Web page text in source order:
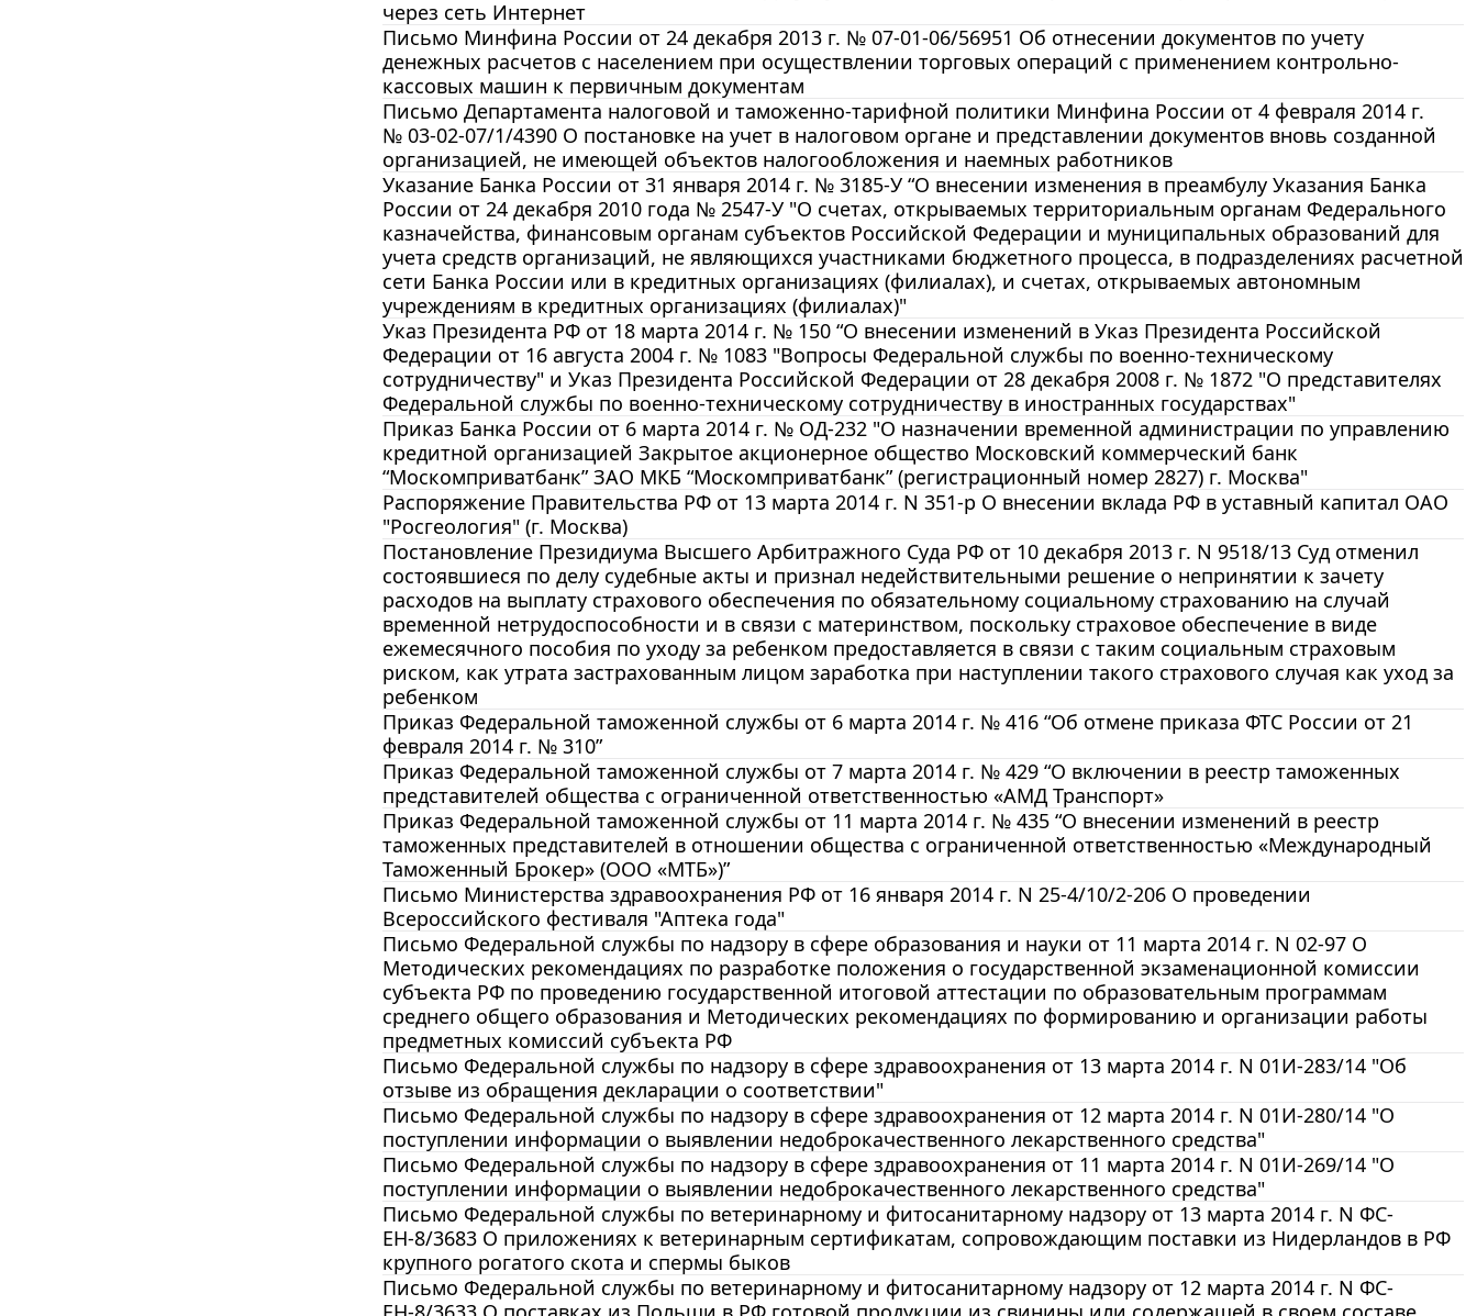
через сеть Интернет
Письмо Минфина России от 24 декабря 2013 г. № 07-01-06/56951 Об отнесении документов по учету
денежных расчетов с населением при осуществлении торговых операций с применением контрольно-
кассовых машин к первичным документам
Письмо Департамента налоговой и таможенно-тарифной политики Минфина России от 4 февраля 2014 г.
№ 03-02-07/1/4390 О постановке на учет в налоговом органе и представлении документов вновь созданной
организацией, не имеющей объектов налогообложения и наемных работников
Указание Банка России от 31 января 2014 г. № 3185-У “О внесении изменения в преамбулу Указания Банка
России от 24 декабря 2010 года № 2547-У "О счетах, открываемых территориальным органам Федерального
казначейства, финансовым органам субъектов Российской Федерации и муниципальных образований для
учета средств организаций, не являющихся участниками бюджетного процесса, в подразделениях расчетной
сети Банка России или в кредитных организациях (филиалах), и счетах, открываемых автономным
учреждениям в кредитных организациях (филиалах)"
Указ Президента РФ от 18 марта 2014 г. № 150 “О внесении изменений в Указ Президента Российской
Федерации от 16 августа 2004 г. № 1083 "Вопросы Федеральной службы по военно-техническому
сотрудничеству" и Указ Президента Российской Федерации от 28 декабря 2008 г. № 1872 "О представителях
Федеральной службы по военно-техническому сотрудничеству в иностранных государствах"
Приказ Банка России от 6 марта 2014 г. № ОД-232 "О назначении временной администрации по управлению
кредитной организацией Закрытое акционерное общество Московский коммерческий банк
“Москомприватбанк” ЗАО МКБ “Москомприватбанк” (регистрационный номер 2827) г. Москва"
Распоряжение Правительства РФ от 13 марта 2014 г. N 351-р О внесении вклада РФ в уставный капитал ОАО
"Росгеология" (г. Москва)
Постановление Президиума Высшего Арбитражного Суда РФ от 10 декабря 2013 г. N 9518/13 Суд отменил
состоявшиеся по делу судебные акты и признал недействительными решение о непринятии к зачету
расходов на выплату страхового обеспечения по обязательному социальному страхованию на случай
временной нетрудоспособности и в связи с материнством, поскольку страховое обеспечение в виде
ежемесячного пособия по уходу за ребенком предоставляется в связи с таким социальным страховым
риском, как утрата застрахованным лицом заработка при наступлении такого страхового случая как уход за
ребенком
Приказ Федеральной таможенной службы от 6 марта 2014 г. № 416 “Об отмене приказа ФТС России от 21
февраля 2014 г. № 310”
Приказ Федеральной таможенной службы от 7 марта 2014 г. № 429 “О включении в реестр таможенных
представителей общества с ограниченной ответственностью «АМД Транспорт»
Приказ Федеральной таможенной службы от 11 марта 2014 г. № 435 “О внесении изменений в реестр
таможенных представителей в отношении общества с ограниченной ответственностью «Международный
Таможенный Брокер» (ООО «МТБ»)”
Письмо Министерства здравоохранения РФ от 16 января 2014 г. N 25-4/10/2-206 О проведении
Всероссийского фестиваля "Аптека года"
Письмо Федеральной службы по надзору в сфере образования и науки от 11 марта 2014 г. N 02-97 О
Методических рекомендациях по разработке положения о государственной экзаменационной комиссии
субъекта РФ по проведению государственной итоговой аттестации по образовательным программам
среднего общего образования и Методических рекомендациях по формированию и организации работы
предметных комиссий субъекта РФ
Письмо Федеральной службы по надзору в сфере здравоохранения от 13 марта 2014 г. N 01И-283/14 "Об
отзыве из обращения декларации о соответствии"
Письмо Федеральной службы по надзору в сфере здравоохранения от 12 марта 2014 г. N 01И-280/14 "О
поступлении информации о выявлении недоброкачественного лекарственного средства"
Письмо Федеральной службы по надзору в сфере здравоохранения от 11 марта 2014 г. N 01И-269/14 "О
поступлении информации о выявлении недоброкачественного лекарственного средства"
Письмо Федеральной службы по ветеринарному и фитосанитарному надзору от 13 марта 2014 г. N ФС-
ЕН-8/3683 О приложениях к ветеринарным сертификатам, сопровождающим поставки из Нидерландов в РФ
крупного рогатого скота и спермы быков
Письмо Федеральной службы по ветеринарному и фитосанитарному надзору от 12 марта 2014 г. N ФС-